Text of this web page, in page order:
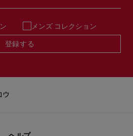
メンズ コレクション
登録する
ウ